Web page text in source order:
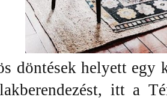
döntések helyett egy
itt a